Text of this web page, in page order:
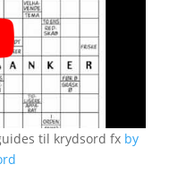
til krydsord fx by